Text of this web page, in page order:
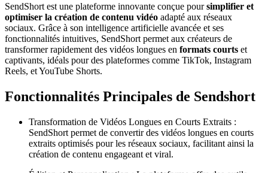
SendShort est une plateforme innovante conçue poursimplifier et
optimiser la création de contenu vidéo adapté aux réseaux
sociaux. Grâce à son intelligence artificielle avancée et ses
fonctionnalités intuitives, SendShort permet aux créateurs de
transformer rapidement des vidéos longues en formats courts et
captivants, idéals pour des plateformes comme TikTok, Instagram
Reels, et YouTube Shorts.
Fonctionnalités Principales de Sendshort
Transformation de Vidéos Longues en Courts Extraits :
SendShort permet de convertir des vidéos longues en courts
extraits optimisés pour les réseaux sociaux, facilitant ainsi la
création de contenu engageant et viral.